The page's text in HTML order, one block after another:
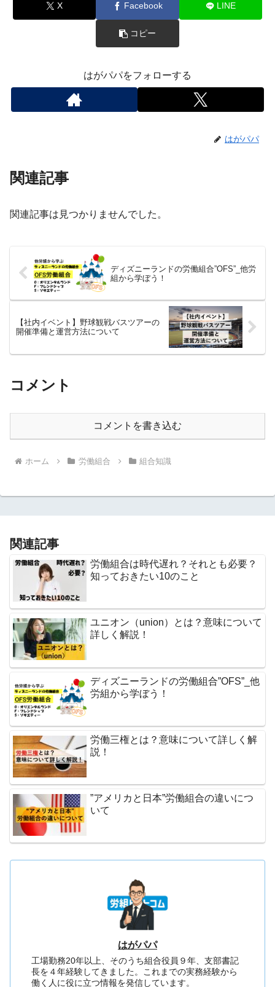
X Facebook LINE
コピー
はがパパをフォローする
はがパパ
関連記事
関連記事は見つかりませんでした。
ディズニーランドの労働組合”OFS”_他労
組から学ぼう！
【社内イベント】野球観戦バスツアーの
開催準備と運営方法について
コメント
コメントを書き込む
ホーム 労働組合 組合知識
関連記事
労働組合は時代遅れ？それとも必要？
知っておきたい10のこと
ユニオン（union）とは？意味について
詳しく解説！
ディズニーランドの労働組合”OFS”_他
労組から学ぼう！
労働三権とは？意味について詳しく解
説！
”アメリカと日本”労働組合の違いにつ
いて
はがパパ
工場勤務20年以上、そのうち組合役員９年、支部書記
長を４年経験してきました。これまでの実務経験から
働く人に役に立つ情報を発信しています。